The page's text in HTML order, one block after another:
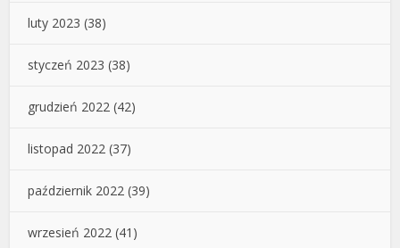
luty 2023 (38)
styczeń 2023 (38)
grudzień 2022 (42)
listopad 2022 (37)
październik 2022 (39)
wrzesień 2022 (41)